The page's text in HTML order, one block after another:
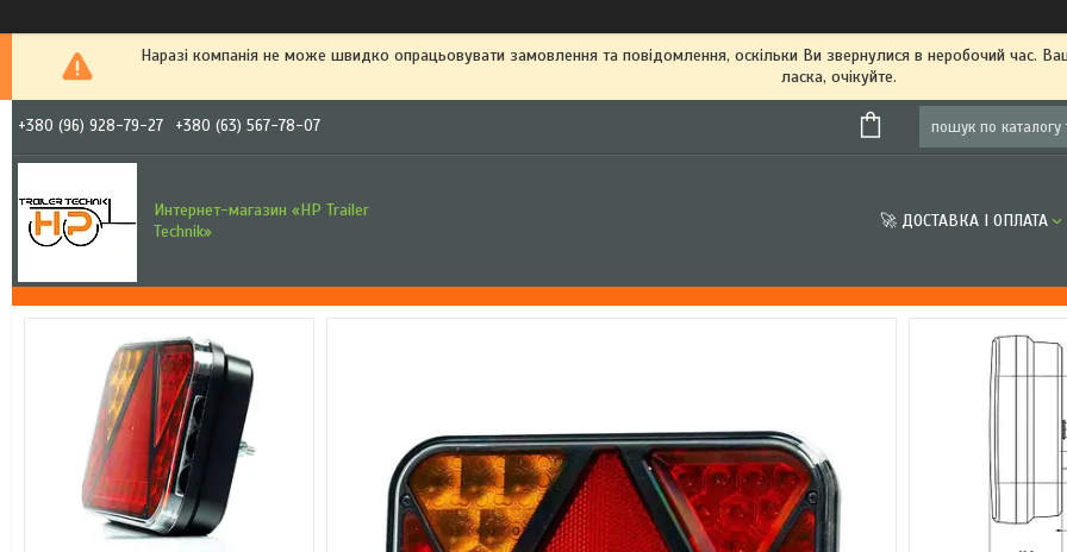
Наразі компанія не може швидко опрацьовувати замовлення та повідомлення, оскільки Ви звернулися в неробочий час.
ласка, очікуйте.
+380 (96) 928-79-27 +380 (63) 567-78-07
Интернет-магазин «HP Trailer
Technik»
🚀 ДОСТАВКА І ОПЛАТА